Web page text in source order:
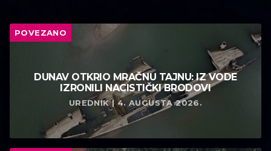
POVEZANO
DUNAV OTKRIO MRAČNU TAJNU: IZ VODE
IZRONILI NACISTIČKI BRODOVI
UREDNIK | 4. AUGUSTA 2026.